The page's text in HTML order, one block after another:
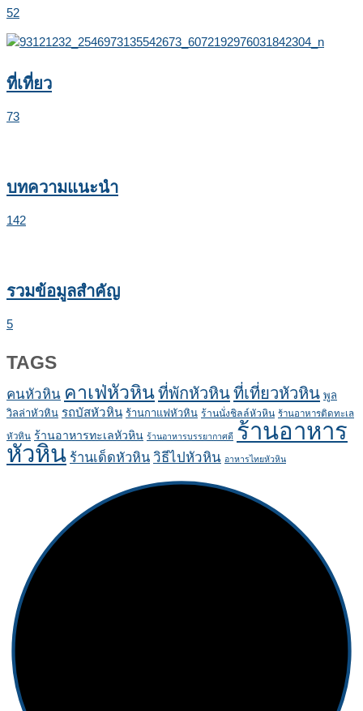
52
ที่เที่ยว
73
บทความแนะนำ
142
รวมข้อมูลสำคัญ
5
TAGS
คนหัวหิน คาเฟ่หัวหินที่พักหัวหินที่เที่ยวหัวหิน พูล
วิลล่าหัวหิน รถบัสหัวหิน ร้านกาแฟหัวหิน ร้านนั่งชิลล์หัวหิน ร้านอาหารติดทะเล
หัวหิน ร้านอาหารทะเลหัวหิน ร้านอาหารบรรยากาศดี ร้านอาหาร
หัวหิน ร้านเด็ดหัวหิน วิธีไปหัวหิน อาหารไทยหัวหิน